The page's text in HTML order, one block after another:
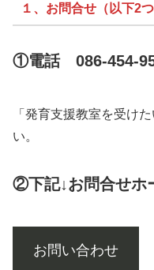
１、お問合せ（以下2
①電話 086-454-
「発育支援教室を受け
い。
②下記↓お問合せホ
お問い合わせ